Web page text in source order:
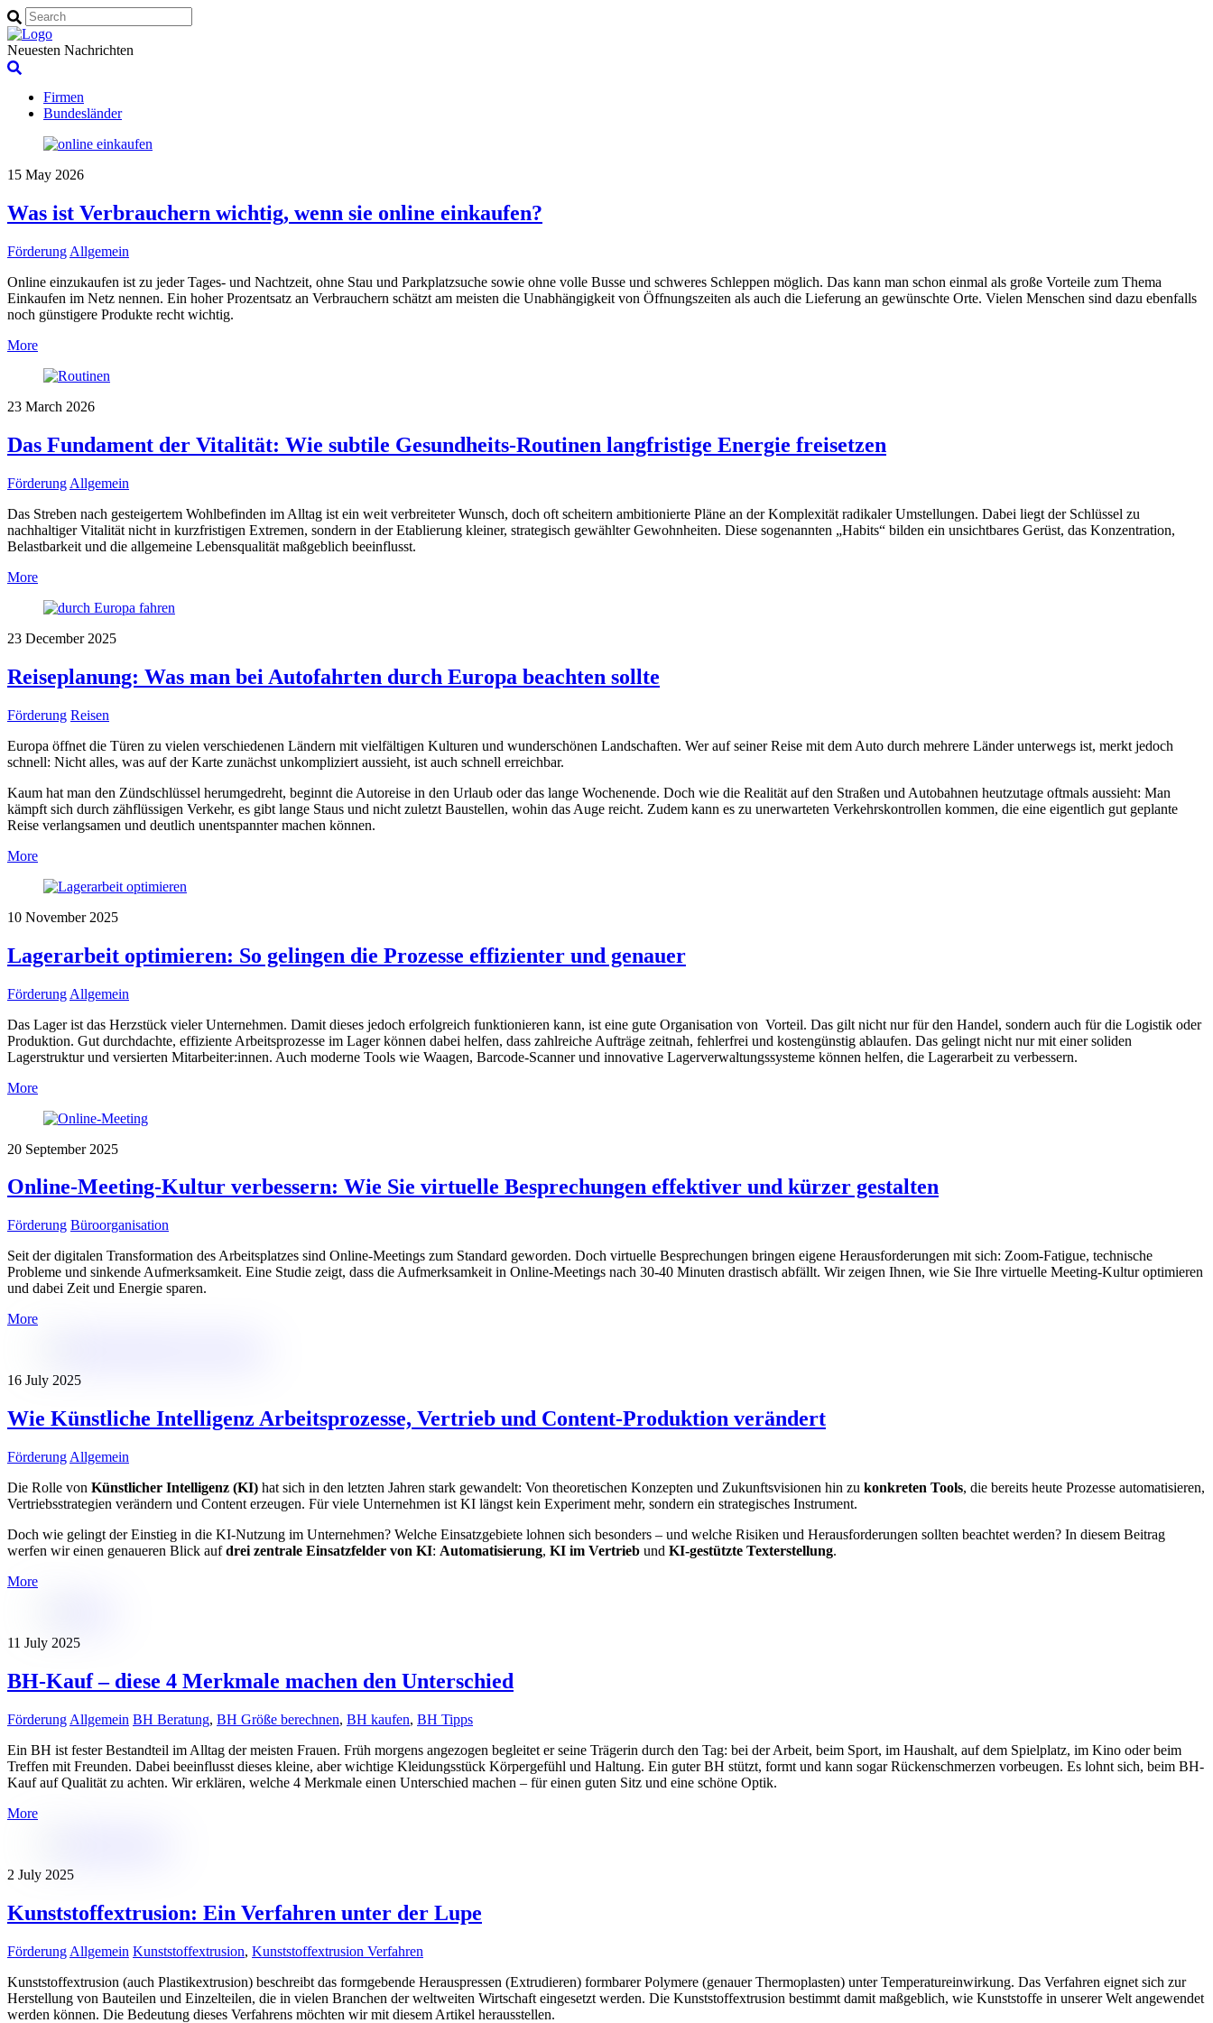
Neuesten Nachrichten
Firmen
Bundesländer
15 May 2026
Was ist Verbrauchern wichtig, wenn sie online einkaufen?
Förderung Allgemein
Online einzukaufen ist zu jeder Tages- und Nachtzeit, ohne Stau und Parkplatzsuche sowie ohne volle Busse und schweres Schleppen möglich. Das kann man schon einmal als große Vorteile zum Thema
Einkaufen im Netz nennen. Ein hoher Prozentsatz an Verbrauchern schätzt am meisten die Unabhängigkeit von Öffnungszeiten als auch die Lieferung an gewünschte Orte. Vielen Menschen sind dazu ebenfalls
noch günstigere Produkte recht wichtig.
More
23 March 2026
Das Fundament der Vitalität: Wie subtile Gesundheits-Routinen langfristige Energie freisetzen
Förderung Allgemein
Das Streben nach gesteigertem Wohlbefinden im Alltag ist ein weit verbreiteter Wunsch, doch oft scheitern ambitionierte Pläne an der Komplexität radikaler Umstellungen. Dabei liegt der Schlüssel zu
nachhaltiger Vitalität nicht in kurzfristigen Extremen, sondern in der Etablierung kleiner, strategisch gewählter Gewohnheiten. Diese sogenannten „Habits“ bilden ein unsichtbares Gerüst, das Konzentration,
Belastbarkeit und die allgemeine Lebensqualität maßgeblich beeinflusst.
More
23 December 2025
Reiseplanung: Was man bei Autofahrten durch Europa beachten sollte
Förderung Reisen
Europa öffnet die Türen zu vielen verschiedenen Ländern mit vielfältigen Kulturen und wunderschönen Landschaften. Wer auf seiner Reise mit dem Auto durch mehrere Länder unterwegs ist, merkt jedoch
schnell: Nicht alles, was auf der Karte zunächst unkompliziert aussieht, ist auch schnell erreichbar.
Kaum hat man den Zündschlüssel herumgedreht, beginnt die Autoreise in den Urlaub oder das lange Wochenende. Doch wie die Realität auf den Straßen und Autobahnen heutzutage oftmals aussieht: Man
kämpft sich durch zähflüssigen Verkehr, es gibt lange Staus und nicht zuletzt Baustellen, wohin das Auge reicht. Zudem kann es zu unerwarteten Verkehrskontrollen kommen, die eine eigentlich gut geplante
Reise verlangsamen und deutlich unentspannter machen können.
More
10 November 2025
Lagerarbeit optimieren: So gelingen die Prozesse effizienter und genauer
Förderung Allgemein
Das Lager ist das Herzstück vieler Unternehmen. Damit dieses jedoch erfolgreich funktionieren kann, ist eine gute Organisation von Vorteil. Das gilt nicht nur für den Handel, sondern auch für die Logistik oder
Produktion. Gut durchdachte, effiziente Arbeitsprozesse im Lager können dabei helfen, dass zahlreiche Aufträge zeitnah, fehlerfrei und kostengünstig ablaufen. Das gelingt nicht nur mit einer soliden
Lagerstruktur und versierten Mitarbeiter:innen. Auch moderne Tools wie Waagen, Barcode-Scanner und innovative Lagerverwaltungssysteme können helfen, die Lagerarbeit zu verbessern.
More
20 September 2025
Online-Meeting-Kultur verbessern: Wie Sie virtuelle Besprechungen effektiver und kürzer gestalten
Förderung Büroorganisation
Seit der digitalen Transformation des Arbeitsplatzes sind Online-Meetings zum Standard geworden. Doch virtuelle Besprechungen bringen eigene Herausforderungen mit sich: Zoom-Fatigue, technische
Probleme und sinkende Aufmerksamkeit. Eine Studie zeigt, dass die Aufmerksamkeit in Online-Meetings nach 30-40 Minuten drastisch abfällt. Wir zeigen Ihnen, wie Sie Ihre virtuelle Meeting-Kultur optimieren
und dabei Zeit und Energie sparen.
More
16 July 2025
Wie Künstliche Intelligenz Arbeitsprozesse, Vertrieb und Content-Produktion verändert
Förderung Allgemein
Die Rolle von Künstlicher Intelligenz (KI) hat sich in den letzten Jahren stark gewandelt: Von theoretischen Konzepten und Zukunftsvisionen hin zu konkreten Tools, die bereits heute Prozesse automatisieren,
Vertriebsstrategien verändern und Content erzeugen. Für viele Unternehmen ist KI längst kein Experiment mehr, sondern ein strategisches Instrument.
Doch wie gelingt der Einstieg in die KI-Nutzung im Unternehmen? Welche Einsatzgebiete lohnen sich besonders – und welche Risiken und Herausforderungen sollten beachtet werden? In diesem Beitrag
werfen wir einen genaueren Blick aufdrei zentrale Einsatzfelder von KI: Automatisierung, KI im Vertrieb und KI-gestützte Texterstellung.
More
11 July 2025
BH-Kauf – diese 4 Merkmale machen den Unterschied
Förderung Allgemein BH Beratung, BH Größe berechnen, BH kaufen, BH Tipps
Ein BH ist fester Bestandteil im Alltag der meisten Frauen. Früh morgens angezogen begleitet er seine Trägerin durch den Tag: bei der Arbeit, beim Sport, im Haushalt, auf dem Spielplatz, im Kino oder beim
Treffen mit Freunden. Dabei beeinflusst dieses kleine, aber wichtige Kleidungsstück Körpergefühl und Haltung. Ein guter BH stützt, formt und kann sogar Rückenschmerzen vorbeugen. Es lohnt sich, beim BH-
Kauf auf Qualität zu achten. Wir erklären, welche 4 Merkmale einen Unterschied machen – für einen guten Sitz und eine schöne Optik.
More
2 July 2025
Kunststoffextrusion: Ein Verfahren unter der Lupe
Förderung Allgemein Kunststoffextrusion, Kunststoffextrusion Verfahren
Kunststoffextrusion (auch Plastikextrusion) beschreibt das formgebende Herauspressen (Extrudieren) formbarer Polymere (genauer Thermoplasten) unter Temperatureinwirkung. Das Verfahren eignet sich zur
Herstellung von Bauteilen und Einzelteilen, die in vielen Branchen der weltweiten Wirtschaft eingesetzt werden. Die Kunststoffextrusion bestimmt damit maßgeblich, wie Kunststoffe in unserer Welt angewendet
werden können. Die Bedeutung dieses Verfahrens möchten wir mit diesem Artikel herausstellen.